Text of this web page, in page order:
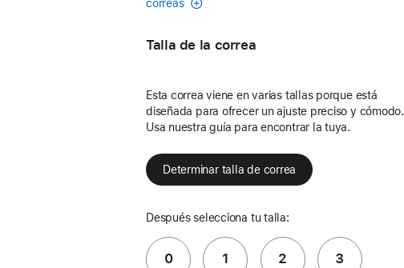
correas
Talla de la correa
Esta correa viene en varias tallas porque está
diseñada para ofrecer un ajuste preciso y cómodo.
Usa nuestra guía para encontrar la tuya.
Determinar talla de correa
Después selecciona tu talla:
0 1 2 3